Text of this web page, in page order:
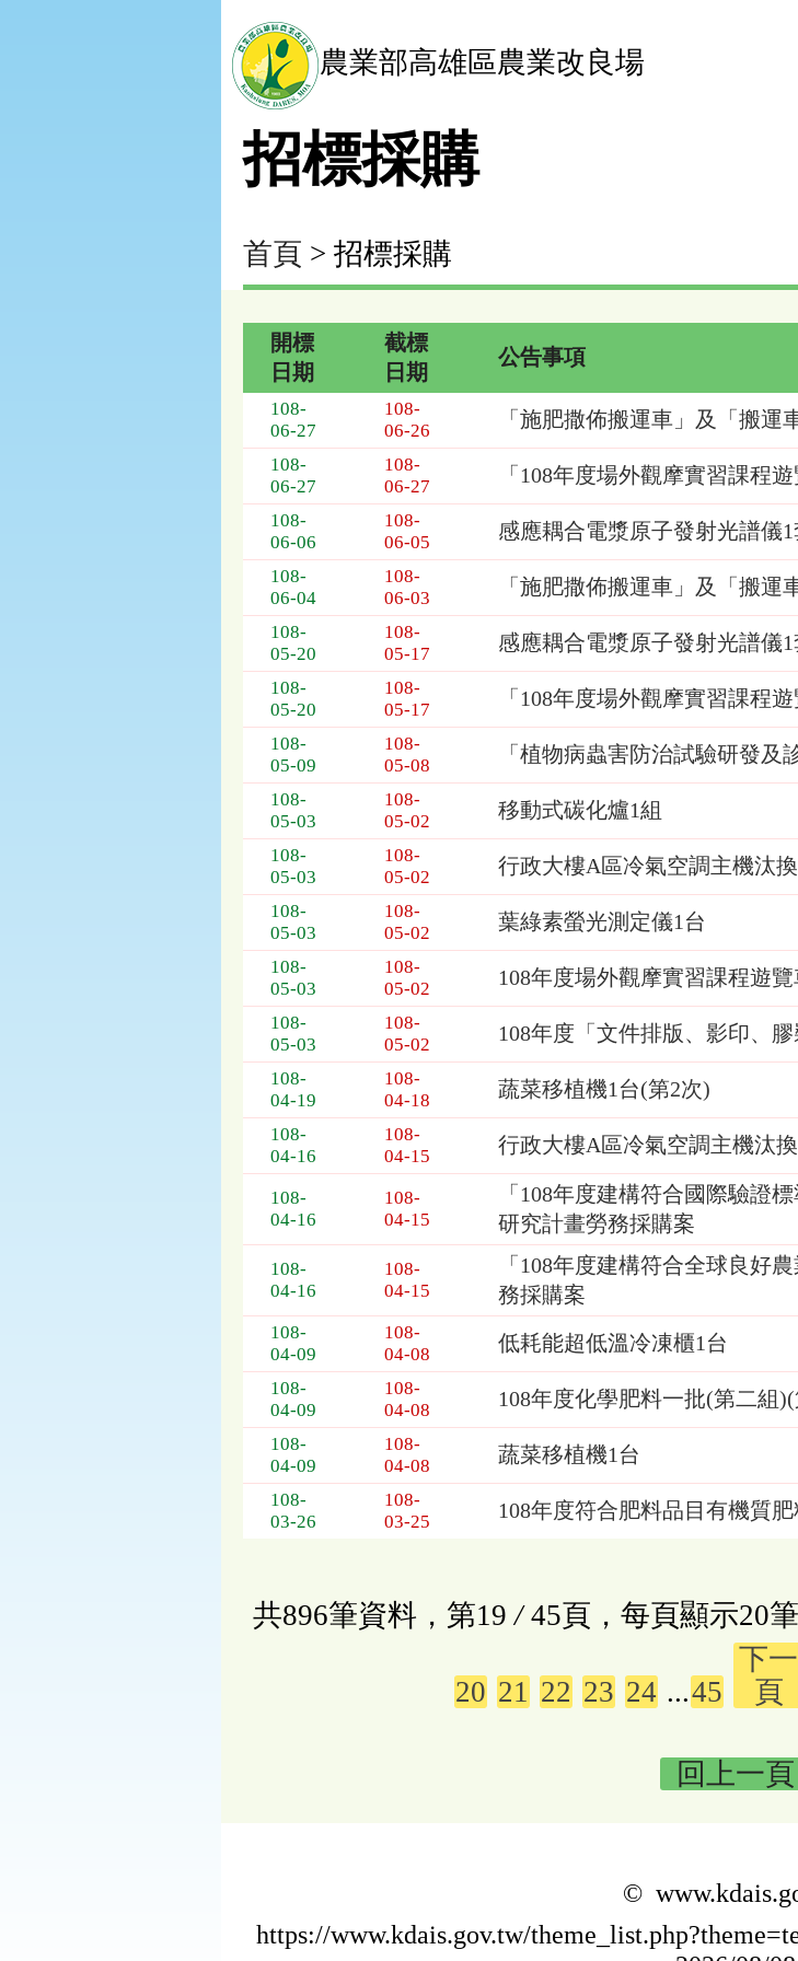
農業部高雄區農業改良場
招標採購
首頁 > 招標採購
採
表，
位
為：
標
期、
期、
公
開標
日期
截標
日期
公告事項
108-
06-27
108-
06-26
「施肥撒佈搬運車」及「搬運
108-
06-27
108-
06-27
「108年度場外觀摩實習課程
108-
06-06
108-
06-05
感應耦合電漿原子發射光譜儀
108-
06-04
108-
06-03
「施肥撒佈搬運車」及「搬運
108-
05-20
108-
05-17
感應耦合電漿原子發射光譜儀1
108-
05-20
108-
05-17
「108年度場外觀摩實習課程
108-
05-09
108-
05-08
「植物病蟲害防治試驗研發
108-
05-03
108-
05-02
移動式碳化爐1組
108-
05-03
108-
05-02
行政大樓A區冷氣空調主機汰
108-
05-03
108-
05-02
葉綠素螢光測定儀1台
108-
05-03
108-
05-02
108年度場外觀摩實習課程遊
108-
05-03
108-
05-02
108年度「文件排版、影印、
108-
04-19
108-
04-18
蔬菜移植機1台(第2次)
108-
04-16
108-
04-15
行政大樓A區冷氣空調主機汰
108-
04-16
108-
04-15
「108年度建構符合國際驗證
研究計畫勞務採購案
108-
04-16
108-
04-15
「108年度建構符合全球良好
務採購案
108-
04-09
108-
04-08
低耗能超低溫冷凍櫃1台
108-
04-09
108-
04-08
108年度化學肥料一批(第二組
108-
04-09
108-
04-08
蔬菜移植機1台
108-
03-26
108-
03-25
108年度符合肥料品目有機質
共896筆資料，第19 /45頁，每頁顯示20筆
20 21 22 23 24 ...45
下一
頁
回上一頁
©
https://www.kdais.gov.tw/